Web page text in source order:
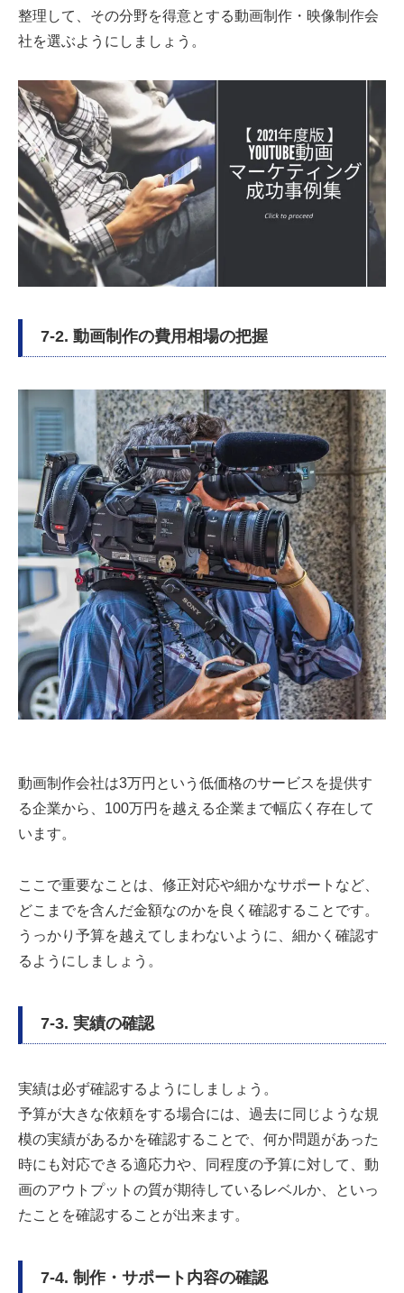
整理して、その分野を得意とする動画制作・映像制作会
社を選ぶようにしましょう。
7-2. 動画制作の費用相場の把握
動画制作会社は3万円という低価格のサービスを提供す
る企業から、100万円を越える企業まで幅広く存在して
います。
ここで重要なことは、修正対応や細かなサポートなど、
どこまでを含んだ金額なのかを良く確認することです。
うっかり予算を越えてしまわないように、細かく確認す
るようにしましょう。
7-3. 実績の確認
実績は必ず確認するようにしましょう。
予算が大きな依頼をする場合には、過去に同じような規
模の実績があるかを確認することで、何か問題があった
時にも対応できる適応力や、同程度の予算に対して、動
画のアウトプットの質が期待しているレベルか、といっ
たことを確認することが出来ます。
7-4. 制作・サポート内容の確認